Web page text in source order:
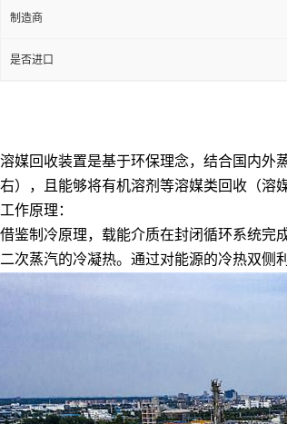
制造商
是否进口
溶媒回收装置是基于环保理念，结合国内外
右），且能够将有机溶剂等溶媒类回收（溶
工作原理：
借鉴制冷原理，载能介质在封闭循环系统
二次蒸汽的冷凝热。通过对能源的冷热双侧